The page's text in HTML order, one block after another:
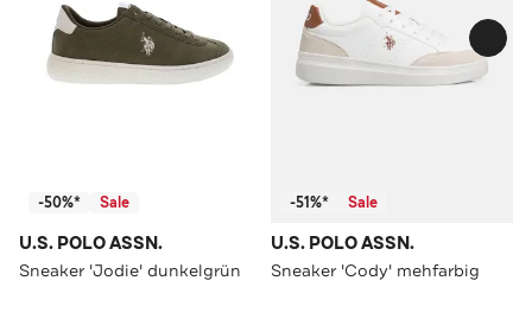
-50%* Sale
U.S. POLO ASSN.
Sneaker 'Jodie' dunkelgrün
-51%* Sale
U.S. POLO ASSN.
Sneaker 'Cody' mehfarbig